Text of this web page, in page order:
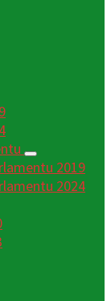
2019
2024